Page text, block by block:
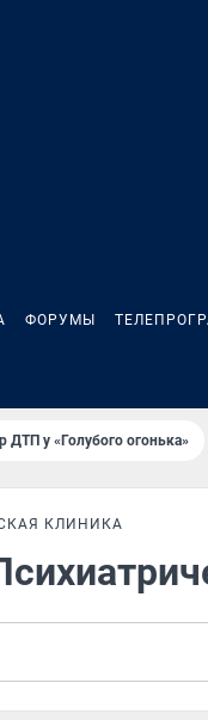
ФОРУМЫ
ДТП у «Голубого огонька»
КЛИНИКА